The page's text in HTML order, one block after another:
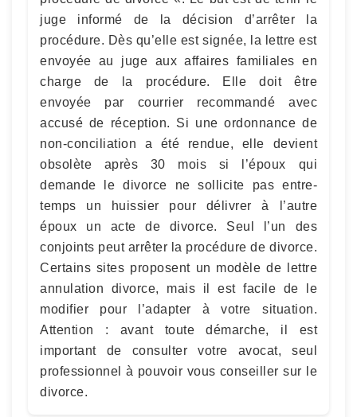
juge informé de la décision d’arrêter la
procédure. Dès qu’elle est signée, la lettre est
envoyée au juge aux affaires familiales en
charge de la procédure. Elle doit être
envoyée par courrier recommandé avec
accusé de réception. Si une ordonnance de
non-conciliation a été rendue, elle devient
obsolète après 30 mois si l’époux qui
demande le divorce ne sollicite pas entre-
temps un huissier pour délivrer à l’autre
époux un acte de divorce. Seul l’un des
conjoints peut arrêter la procédure de divorce.
Certains sites proposent un modèle de lettre
annulation divorce, mais il est facile de le
modifier pour l’adapter à votre situation.
Attention : avant toute démarche, il est
important de consulter votre avocat, seul
professionnel à pouvoir vous conseiller sur le
divorce.